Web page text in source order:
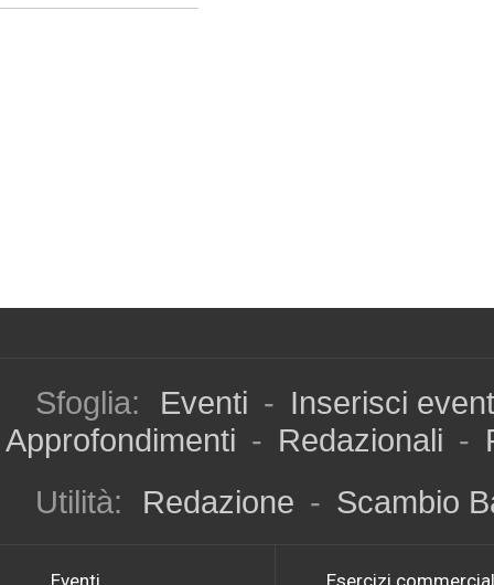
Sfoglia: Eventi - Inserisci
Approfondimenti - Redazionali -
Utilità:
Redazione - Scambio
Eventi Esercizi